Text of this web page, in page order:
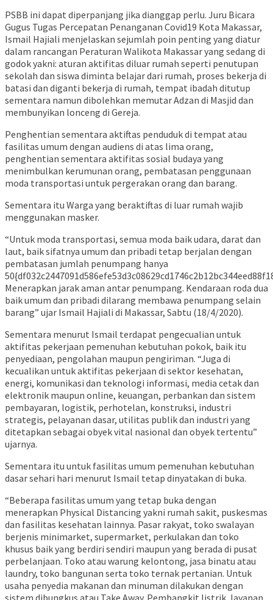
PSBB ini dapat diperpanjang jika dianggap perlu. Juru Bicara
Gugus Tugas Percepatan Penanganan Covid19 Kota Makassar,
Ismail Hajiali menjelaskan sejumlah poin penting yang diatur
dalam rancangan Peraturan Walikota Makassar yang sedang di
godok yakni: aturan aktifitas diluar rumah seperti penutupan
sekolah dan siswa diminta belajar dari rumah, proses bekerja di
batasi dan diganti bekerja di rumah, tempat ibadah ditutup
sementara namun dibolehkan memutar Adzan di Masjid dan
membunyikan lonceng di Gereja.
Penghentian sementara aktiftas penduduk di tempat atau
fasilitas umum dengan audiens di atas lima orang,
penghentian sementara aktifitas sosial budaya yang
menimbulkan kerumunan orang, pembatasan penggunaan
moda transportasi untuk pergerakan orang dan barang.
Sementara itu Warga yang beraktiftas di luar rumah wajib
menggunakan masker.
“Untuk moda transportasi, semua moda baik udara, darat dan
laut, baik sifatnya umum dan pribadi tetap berjalan dengan
pembatasan jumlah penumpang hanya
Menerapkan jarak aman antar penumpang. Kendaraan roda dua
baik umum dan pribadi dilarang membawa penumpang selain
barang” ujar Ismail Hajiali di Makassar, Sabtu (18/4/2020).
Sementara menurut Ismail terdapat pengecualian untuk
aktifitas pekerjaan pemenuhan kebutuhan pokok, baik itu
penyediaan, pengolahan maupun pengiriman. “Juga di
kecualikan untuk aktifitas pekerjaan di sektor kesehatan,
energi, komunikasi dan teknologi informasi, media cetak dan
elektronik maupun online, keuangan, perbankan dan sistem
pembayaran, logistik, perhotelan, konstruksi, industri
strategis, pelayanan dasar, utilitas publik dan industri yang
ditetapkan sebagai obyek vital nasional dan obyek tertentu”
ujarnya.
Sementara itu untuk fasilitas umum pemenuhan kebutuhan
dasar sehari hari menurut Ismail tetap dinyatakan di buka.
“Beberapa fasilitas umum yang tetap buka dengan
menerapkan Physical Distancing yakni rumah sakit, puskesmas
dan fasilitas kesehatan lainnya. Pasar rakyat, toko swalayan
berjenis minimarket, supermarket, perkulakan dan toko
khusus baik yang berdiri sendiri maupun yang berada di pusat
perbelanjaan. Toko atau warung kelontong, jasa binatu atau
laundry, toko bangunan serta toko ternak pertanian. Untuk
usaha penyedia makanan dan minuman dilakukan dengan